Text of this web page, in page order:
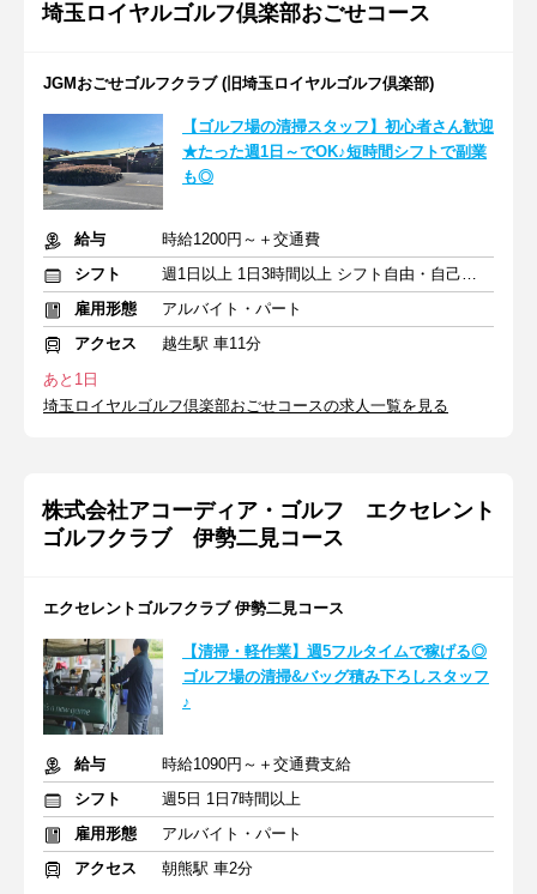
埼玉ロイヤルゴルフ倶楽部おごせコース
JGMおごせゴルフクラブ (旧埼玉ロイヤルゴルフ倶楽部)
【ゴルフ場の清掃スタッフ】初心者さん歓迎
★たった週1日～でOK♪短時間シフトで副業
も◎
給与
時給1200円～＋交通費
シフト
週1日以上 1日3時間以上 シフト自由・自己申告
雇用形態
アルバイト・パート
アクセス
越生駅 車11分
あと1日
埼玉ロイヤルゴルフ倶楽部おごせコースの求人一覧を見る
株式会社アコーディア・ゴルフ エクセレント
ゴルフクラブ 伊勢二見コース
エクセレントゴルフクラブ 伊勢二見コース
【清掃・軽作業】週5フルタイムで稼げる◎
ゴルフ場の清掃&バッグ積み下ろしスタッフ
♪
給与
時給1090円～＋交通費支給
シフト
週5日 1日7時間以上
雇用形態
アルバイト・パート
アクセス
朝熊駅 車2分